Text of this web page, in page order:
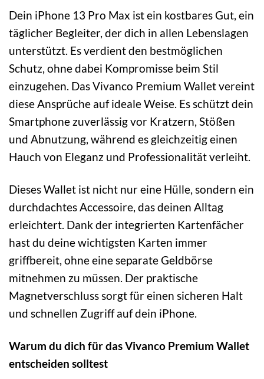
Dein iPhone 13 Pro Max ist ein kostbares Gut, ein
täglicher Begleiter, der dich in allen Lebenslagen
unterstützt. Es verdient den bestmöglichen
Schutz, ohne dabei Kompromisse beim Stil
einzugehen. Das Vivanco Premium Wallet vereint
diese Ansprüche auf ideale Weise. Es schützt dein
Smartphone zuverlässig vor Kratzern, Stößen
und Abnutzung, während es gleichzeitig einen
Hauch von Eleganz und Professionalität verleiht.
Dieses Wallet ist nicht nur eine Hülle, sondern ein
durchdachtes Accessoire, das deinen Alltag
erleichtert. Dank der integrierten Kartenfächer
hast du deine wichtigsten Karten immer
griffbereit, ohne eine separate Geldbörse
mitnehmen zu müssen. Der praktische
Magnetverschluss sorgt für einen sicheren Halt
und schnellen Zugriff auf dein iPhone.
Warum du dich für das Vivanco Premium Wallet
entscheiden solltest